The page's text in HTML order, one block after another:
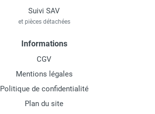
Suivi SAV
et pièces détachées
Informations
CGV
Mentions légales
Politique de confidentialité
Plan du site